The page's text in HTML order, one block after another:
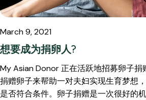
March 9, 2021
想要成为捐卵人?
My Asian Donor 正在活跃地招募卵子捐
捐赠卵子来帮助一对夫妇实现生育梦想
是否符合条件。卵子捐赠是一次很好的